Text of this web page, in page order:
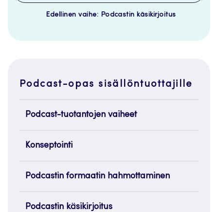
Edellinen vaihe: Podcastin käsikirjoitus
Podcast-opas sisällöntuottajille
Podcast-tuotantojen vaiheet
Konseptointi
Podcastin formaatin hahmottaminen
Podcastin käsikirjoitus